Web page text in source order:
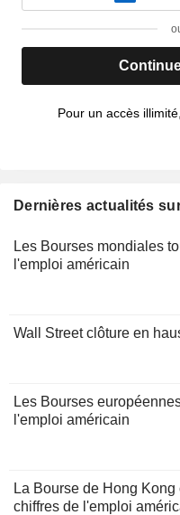
Pour un accès illimité,
Dernières actualités
Les Bourses mondiales
l'emploi américain
Wall Street clôture en
Les Bourses
l'emploi américain
La Bourse de Hong
chiffres de l'emploi